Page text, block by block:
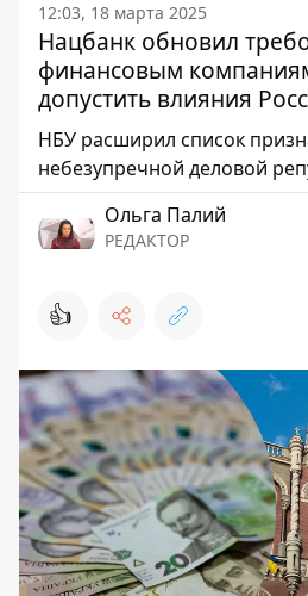
12:03, 18 марта 2025
Нацбанк обновил
финансовым
допустить влияния
НБУ расширил список
небезупречной деловой
Ольга Палий
РЕДАКТОР
👍